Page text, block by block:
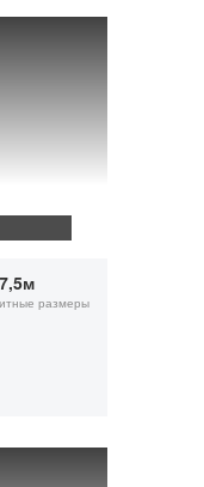
размеры